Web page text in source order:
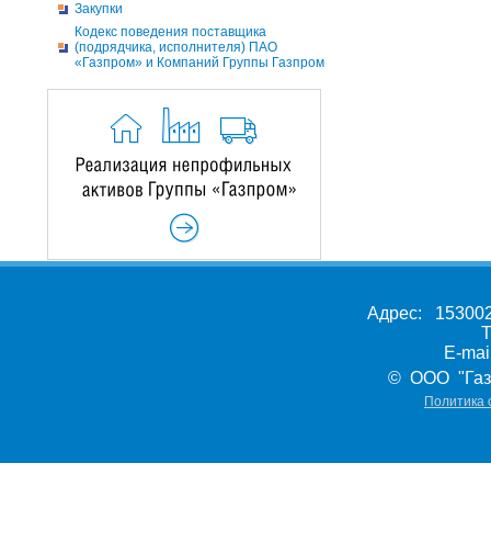
Закупки
Кодекс поведения поставщика
(подрядчика, исполнителя) ПАО
«Газпром» и Компаний Группы Газпром
Адрес:
E-
© ООО
Политика